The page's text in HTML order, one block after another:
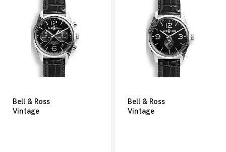
Bell & Ross
Vintage
Bell & Ross
Vintage